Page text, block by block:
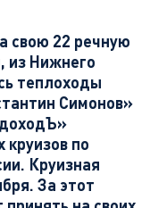
свою 22 речную
из Нижнего
теплоходы
Симонов»
по
Круизная
За этот